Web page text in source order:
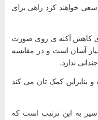
خواهند کرد راهی برای
آکنه ی روی صورت
آسان است و در مقایسه
ندارد.
کمک تان می کند
به این ترتیب است که